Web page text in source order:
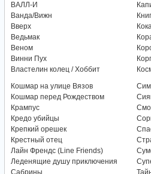
ВАЛЛ-И
Ванда/Вижн
Вверх
Ведьмак
Веном
Винни Пух
Властелин колец / Хоббит
Кошмар на улице Вязов
Кошмар перед Рождеством
Крампус
Кредо убийцы
Крепкий орешек
Крестный отец
Лайн Френдс (Line Friends)
Леденящие душу приключения
Сабрины